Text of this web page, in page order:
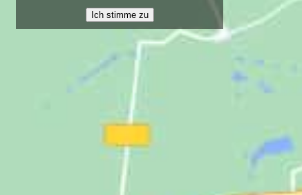
Ich stimme zu